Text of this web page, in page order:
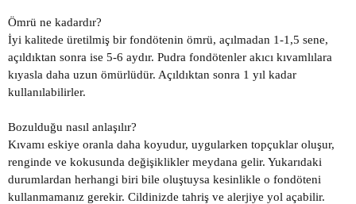
Ömrü ne kadardır?
İyi kalitede üretilmiş bir fondötenin ömrü, açılmadan 1-1,5 sene,
açıldıktan sonra ise 5-6 aydır. Pudra fondötenler akıcı kıvamlılara
kıyasla daha uzun ömürlüdür. Açıldıktan sonra 1 yıl kadar
kullanılabilirler.
Bozulduğu nasıl anlaşılır?
Kıvamı eskiye oranla daha koyudur, uygularken topçuklar oluşur,
renginde ve kokusunda değişiklikler meydana gelir. Yukarıdaki
durumlardan herhangi biri bile oluştuysa kesinlikle o fondöteni
kullanmamanız gerekir. Cildinizde tahriş ve alerjiye yol açabilir.